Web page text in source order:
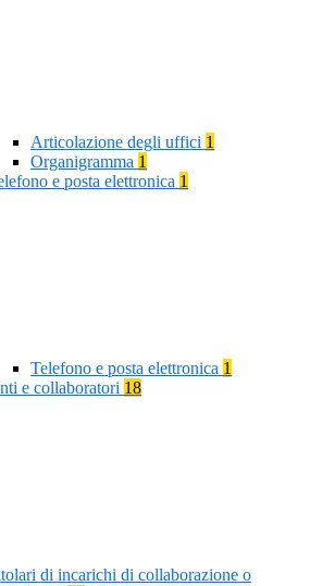
Articolazione degli uffici 1
Organigramma 1
e posta elettronica 1
Telefono e posta elettronica 1
e collaboratori 18
di incarichi di collaborazione o